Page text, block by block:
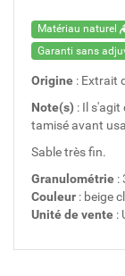
Matériau naturel
Garanti sans
Origine : Extrait
Note(s) : Il
tamisé avant
Sable très fin.
Granulométrie :
Couleur : beige
Unité de vente :